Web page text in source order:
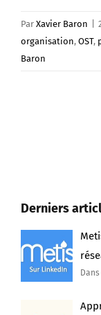
Par Xavier Baron
organisation, OST,
Baron
Derniers